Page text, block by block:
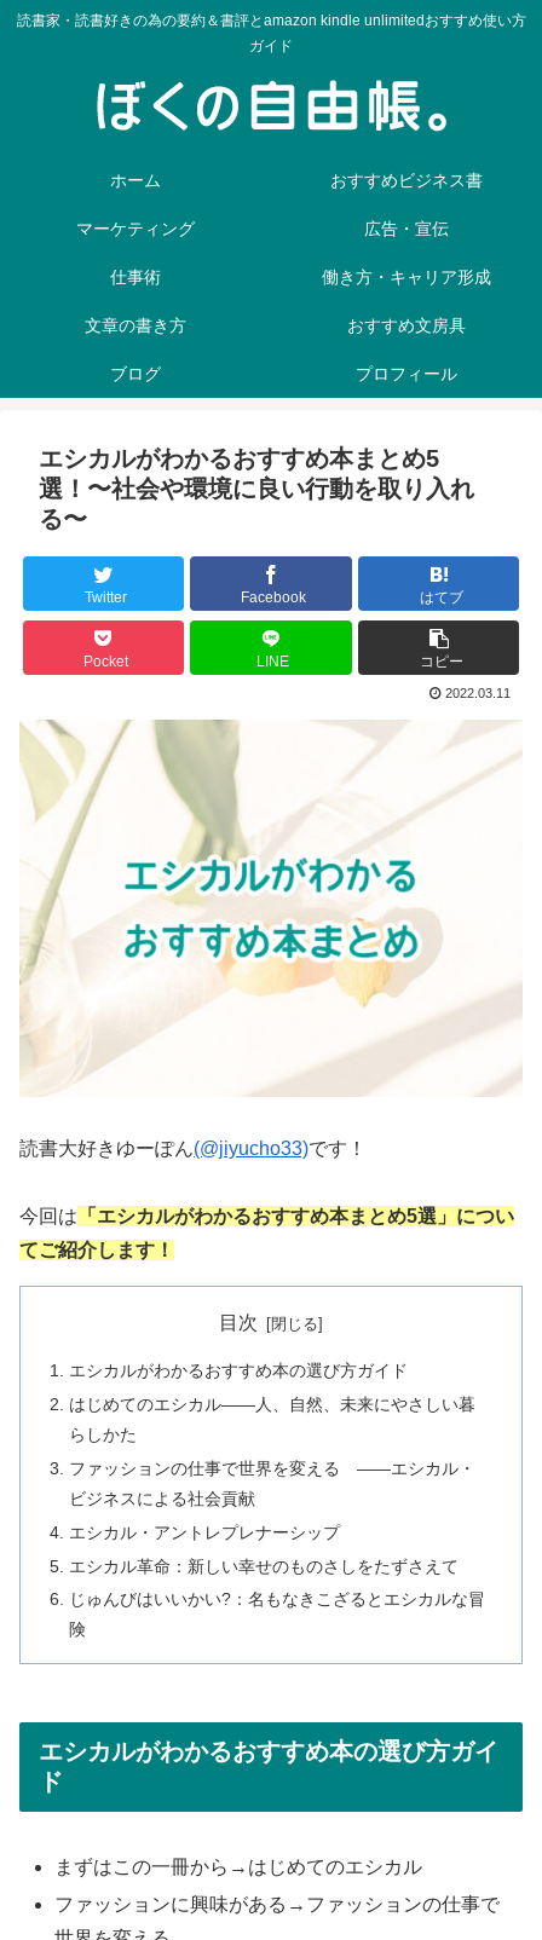
読書家・読書好きの為の要約＆書評とamazon kindle unlimitedおすすめ使い方
ガイド
ホーム おすすめビジネス書
マーケティング 広告・宣伝
仕事術 働き方・キャリア形成
文章の書き方 おすすめ文房具
ブログ プロフィール
エシカルがわかるおすすめ本まとめ5
選！〜社会や環境に良い行動を取り入れ
る〜
Twitter Facebook はてブ
Pocket LINE コピー
2022.03.11
読書大好きゆーぽん(@jiyucho33)です！
今回は 「エシカルがわかるおすすめ本まとめ5選」につい
てご紹介します！
目次
エシカルがわかるおすすめ本の選び方ガイド
はじめてのエシカル――人、自然、未来にやさしい暮
らしかた
ファッションの仕事で世界を変える ――エシカル・
ビジネスによる社会貢献
エシカル・アントレプレナーシップ
エシカル革命：新しい幸せのものさしをたずさえて
じゅんびはいいかい?：名もなきこざるとエシカルな冒
険
エシカルがわかるおすすめ本の選び方ガイ
ド
まずはこの一冊から→はじめてのエシカル
ファッションに興味がある→ファッションの仕事で